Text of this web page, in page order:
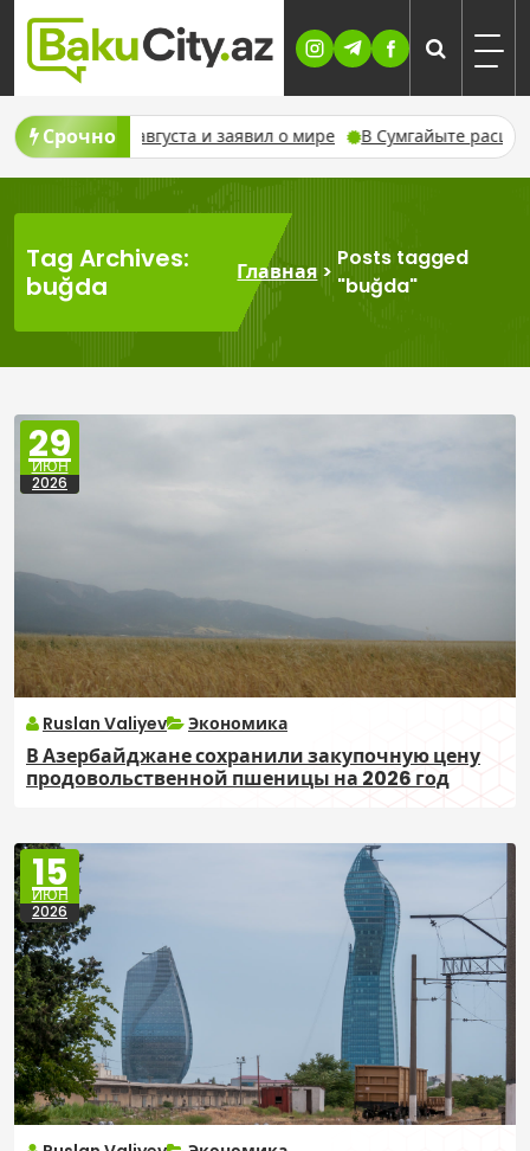
Skip
content
Срочно
8 августа и заявил о мире В Сумгайыте расширяется
Tag Archives:
buğda
Главная >
Posts tagged
"buğda"
29
ИЮН
2026
Ruslan Valiyev Экономика
В Азербайджане сохранили закупочную цену
продовольственной пшеницы на 2026 год
15
ИЮН
2026